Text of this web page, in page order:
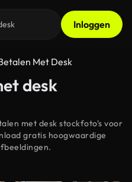
Inloggen
Met Desk
desk
met desk stockfoto's voor
gratis hoogwaardige